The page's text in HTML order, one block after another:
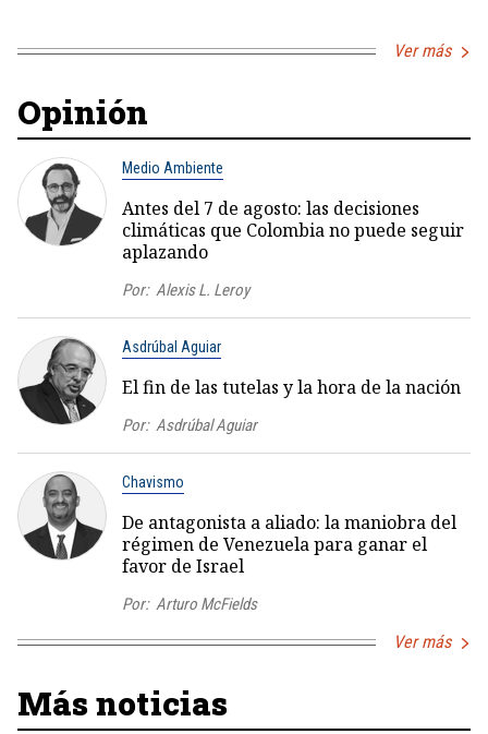
Ver más
Opinión
Medio Ambiente
Antes del 7 de agosto: las decisiones
climáticas que Colombia no puede seguir
aplazando
Por: Alexis L. Leroy
Asdrúbal Aguiar
El fin de las tutelas y la hora de la nación
Por: Asdrúbal Aguiar
Chavismo
De antagonista a aliado: la maniobra del
régimen de Venezuela para ganar el
favor de Israel
Por: Arturo McFields
Ver más
Más noticias